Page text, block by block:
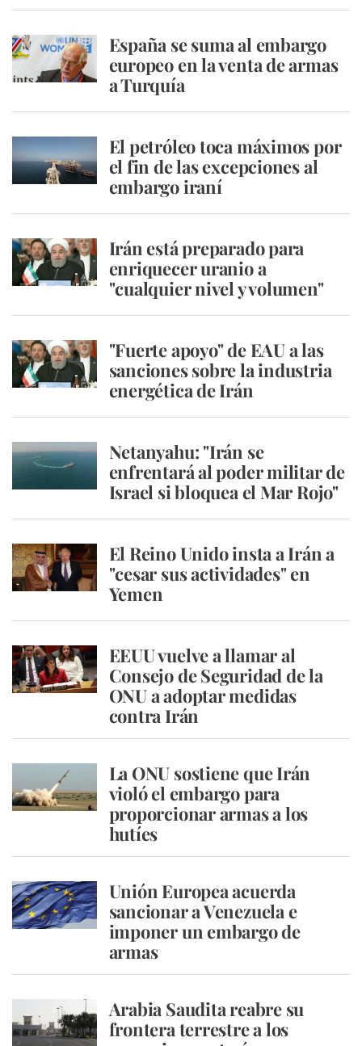
España se suma al embargo
europeo en la venta de armas
a Turquía
El petróleo toca máximos por
el fin de las excepciones al
embargo iraní
Irán está preparado para
enriquecer uranio a
"cualquier nivel y volumen"
"Fuerte apoyo" de EAU a las
sanciones sobre la industria
energética de Irán
Netanyahu: "Irán se
enfrentará al poder militar de
Israel si bloquea el Mar Rojo"
El Reino Unido insta a Irán a
"cesar sus actividades" en
Yemen
EEUU vuelve a llamar al
Consejo de Seguridad de la
ONU a adoptar medidas
contra Irán
La ONU sostiene que Irán
violó el embargo para
proporcionar armas a los
hutíes
Unión Europea acuerda
sancionar a Venezuela e
imponer un embargo de
armas
Arabia Saudita reabre su
frontera terrestre a los